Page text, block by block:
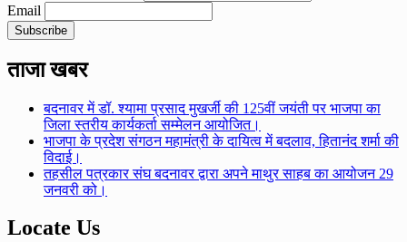
Email
ताजा खबर
बदनावर में डॉ. श्यामा प्रसाद मुखर्जी की 125वीं जयंती पर भाजपा का
जिला स्तरीय कार्यकर्ता सम्मेलन आयोजित।
भाजपा के प्रदेश संगठन महामंत्री के दायित्व में बदलाव, हितानंद शर्मा की
विदाई।
तहसील पत्रकार संघ बदनावर द्वारा अपने माथुर साहब का आयोजन 29
जनवरी को।
Locate Us